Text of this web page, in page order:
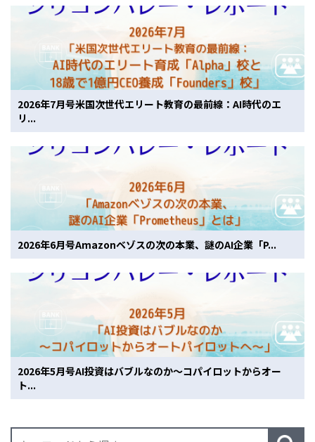
2026年7月号米国次世代エリート教育の最前線：AI時代のエ
リ...
2026年6月号Amazonベゾスの次の本業、謎のAI企業「P...
2026年5月号AI投資はバブルなのか〜コパイロットからオー
ト...